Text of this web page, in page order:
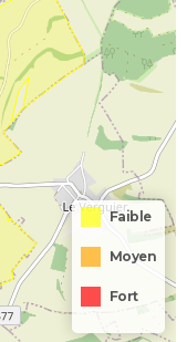
Faible
Moyen
Fort